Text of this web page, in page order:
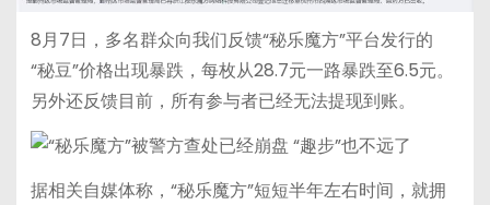
8月7日，多名群众向我们反馈“秘乐魔方”平台发行的
“秘豆”价格出现暴跌，每枚从28.7元一路暴跌至6.5元。
另外还反馈目前，所有参与者已经无法提现到账。
据相关自媒体称，“秘乐魔方”短短半年左右时间，就拥